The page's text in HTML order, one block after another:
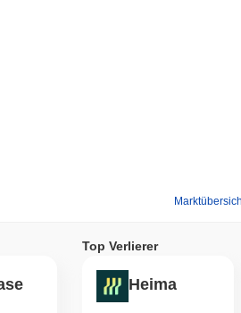
Top Verlierer
Heima